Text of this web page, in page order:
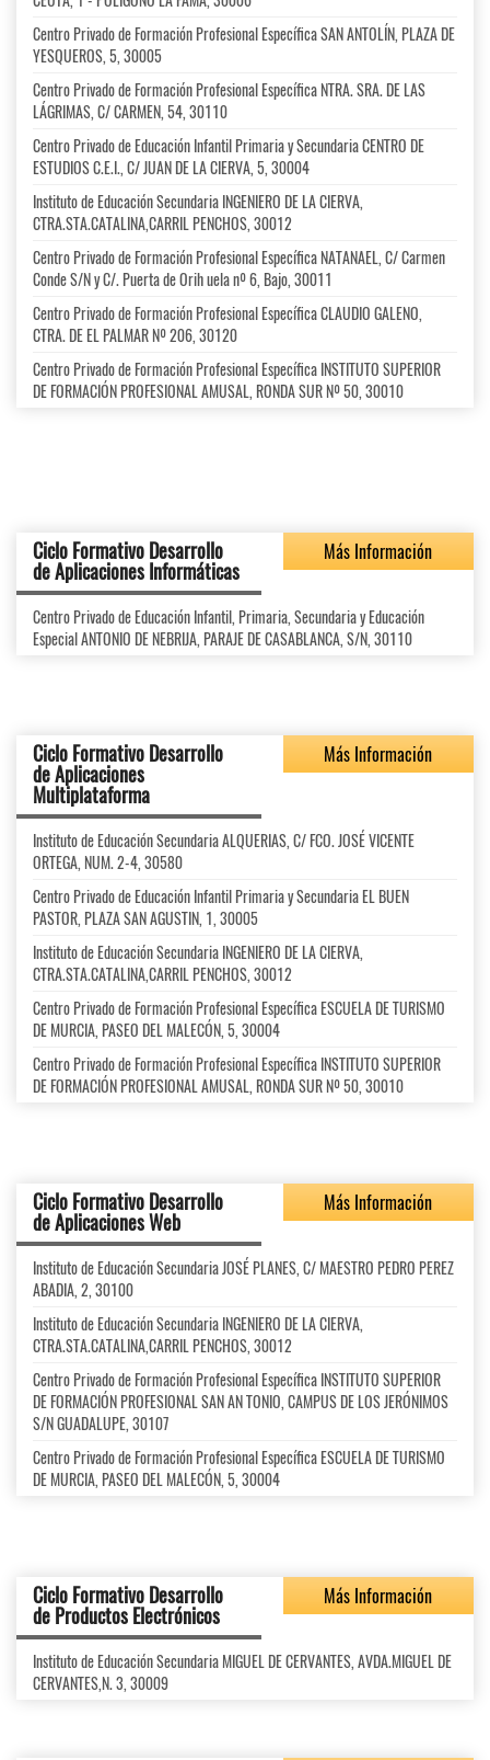
Centro Privado de Formación Profesional Específica SAN ANTOLÍN, PLAZA DE
YESQUEROS, 5, 30005
Centro Privado de Formación Profesional Específica NTRA. SRA. DE LAS
LÁGRIMAS, C/ CARMEN, 54, 30110
Centro Privado de Educación Infantil Primaria y Secundaria CENTRO DE
ESTUDIOS C.E.I., C/ JUAN DE LA CIERVA, 5, 30004
Instituto de Educación Secundaria INGENIERO DE LA CIERVA,
CTRA.STA.CATALINA,CARRIL PENCHOS, 30012
Centro Privado de Formación Profesional Específica NATANAEL, C/ Carmen
Conde S/N y C/. Puerta de Orih uela nº 6, Bajo, 30011
Centro Privado de Formación Profesional Específica CLAUDIO GALENO,
CTRA. DE EL PALMAR Nº 206, 30120
Centro Privado de Formación Profesional Específica INSTITUTO SUPERIOR
DE FORMACIÓN PROFESIONAL AMUSAL, RONDA SUR Nº 50, 30010
Ciclo Formativo Desarrollo
de Aplicaciones Informáticas
Más Información
Centro Privado de Educación Infantil, Primaria, Secundaria y Educación
Especial ANTONIO DE NEBRIJA, PARAJE DE CASABLANCA, S/N, 30110
Ciclo Formativo Desarrollo
de Aplicaciones
Multiplataforma
Más Información
Instituto de Educación Secundaria ALQUERIAS, C/ FCO. JOSÉ VICENTE
ORTEGA, NUM. 2-4, 30580
Centro Privado de Educación Infantil Primaria y Secundaria EL BUEN
PASTOR, PLAZA SAN AGUSTIN, 1, 30005
Instituto de Educación Secundaria INGENIERO DE LA CIERVA,
CTRA.STA.CATALINA,CARRIL PENCHOS, 30012
Centro Privado de Formación Profesional Específica ESCUELA DE TURISMO
DE MURCIA, PASEO DEL MALECÓN, 5, 30004
Centro Privado de Formación Profesional Específica INSTITUTO SUPERIOR
DE FORMACIÓN PROFESIONAL AMUSAL, RONDA SUR Nº 50, 30010
Ciclo Formativo Desarrollo
de Aplicaciones Web
Más Información
Instituto de Educación Secundaria JOSÉ PLANES, C/ MAESTRO PEDRO PEREZ
ABADIA, 2, 30100
Instituto de Educación Secundaria INGENIERO DE LA CIERVA,
CTRA.STA.CATALINA,CARRIL PENCHOS, 30012
Centro Privado de Formación Profesional Específica INSTITUTO SUPERIOR
DE FORMACIÓN PROFESIONAL SAN AN TONIO, CAMPUS DE LOS JERÓNIMOS
S/N GUADALUPE, 30107
Centro Privado de Formación Profesional Específica ESCUELA DE TURISMO
DE MURCIA, PASEO DEL MALECÓN, 5, 30004
Ciclo Formativo Desarrollo
de Productos Electrónicos
Más Información
Instituto de Educación Secundaria MIGUEL DE CERVANTES, AVDA.MIGUEL DE
CERVANTES,N. 3, 30009